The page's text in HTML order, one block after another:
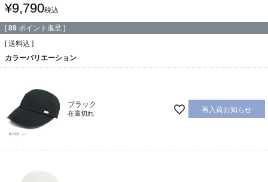
¥9,790税込
[ 89 ポイント進呈 ]
送料込
カラーバリエーション
ブラック
在庫切れ 再入荷お知らせ